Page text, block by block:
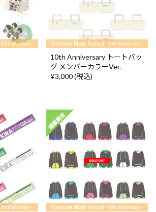
10th Anniversary トートバッ
グ メンバーカラーVer.
¥3,000 (税込)